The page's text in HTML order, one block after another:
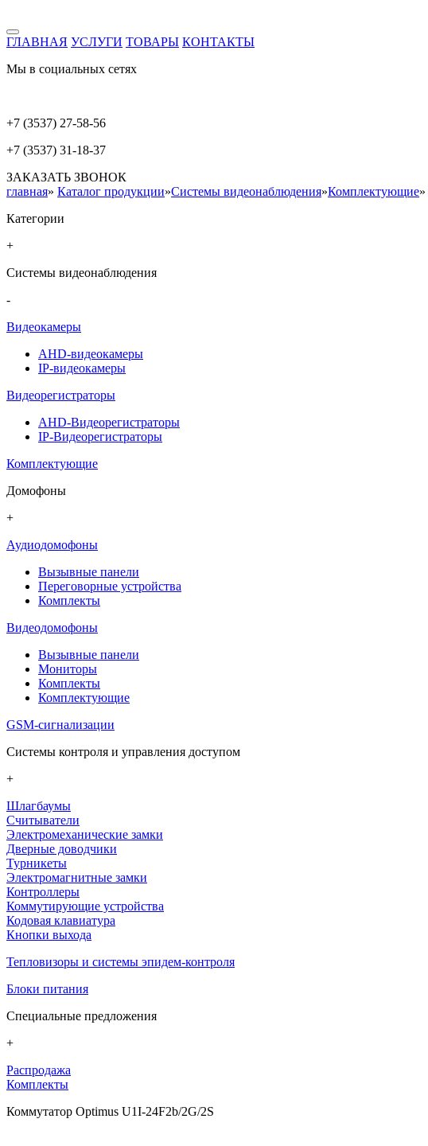
ГЛАВНАЯ УСЛУГИ ТОВАРЫ КОНТАКТЫ
Мы в социальных сетях
+7 (3537) 27-58-56
+7 (3537) 31-18-37
ЗАКАЗАТЬ ЗВОНОК
главная» Каталог продукции»Системы видеонаблюдения»Комплектующие»
Категории
+
Системы видеонаблюдения
-
Видеокамеры
AHD-видеокамеры
IP-видеокамеры
Видеорегистраторы
AHD-Видеорегистраторы
IP-Видеорегистраторы
Комплектующие
Домофоны
+
Аудиодомофоны
Вызывные панели
Переговорные устройства
Комплекты
Видеодомофоны
Вызывные панели
Мониторы
Комплекты
Комплектующие
GSM-сигнализации
Системы контроля и управления доступом
+
Шлагбаумы
Считыватели
Электромеханические замки
Дверные доводчики
Турникеты
Электромагнитные замки
Контроллеры
Коммутирующие устройства
Кодовая клавиатура
Кнопки выхода
Тепловизоры и системы эпидем-контроля
Блоки питания
Специальные предложения
+
Распродажа
Комплекты
Коммутатор Optimus U1I-24F2b/2G/2S